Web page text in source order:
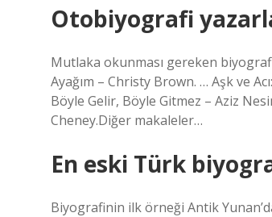
Otobiyografi
Mutlaka okunması gereken
Ayağım – Christy Brown. … Aşk ve
Böyle Gelir, Böyle Gitmez – Aziz
Cheney.Diğer makaleler…
En eski Türk
Biyografinin ilk örneği Antik